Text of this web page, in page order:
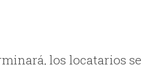
los locatarios se